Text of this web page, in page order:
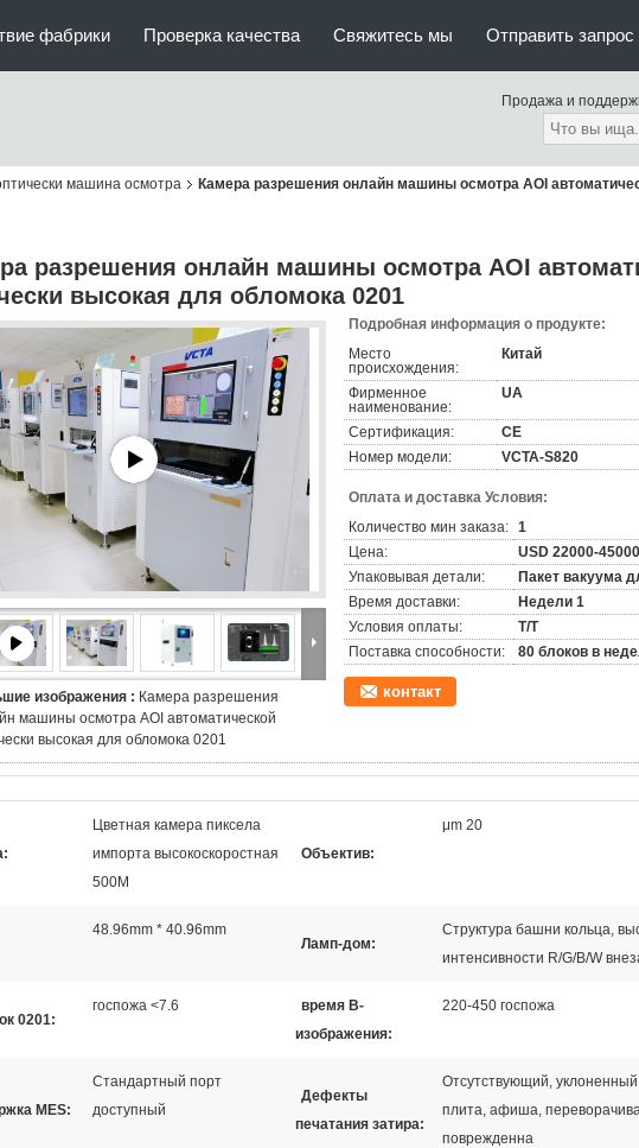
фабрики Проверка качества Свяжитесь мы Отправить запрос
Продажа и
машина осмотра Камера разрешения онлайн машины осмотра AOI
разрешения онлайн машины осмотра AOI
высокая для обломока 0201
изображения : Камера разрешения
машины осмотра AOI автоматической
высокая для обломока 0201
Подробная информация о продукте:
Место
происхождения:
Китай
Фирменное
наименование:
UA
Сертификация:
CE
Номер модели:
VCTA-S820
Оплата и доставка Условия:
Количество мин заказа: 1
Цена:
USD 22000-
Упаковывая детали:
Пакет вакуума
Время доставки:
Недели 1
Условия оплаты:
T/T
Поставка способности:
80 блоков в
контакт
Цветная камера пиксела
импорта высокоскоростная
500M
Объектив:
μm 20
48.96mm * 40.96mm
Ламп-дом:
Структура башни кольца,
интенсивности R/G/B/W
0201:
госпожа <7.6
время В-
изображения:
220-450 госпожа
MES:
Стандартный порт
доступный
Дефекты
печатания затира:
Отсутствующий,
плита, афиша,
поврежденна